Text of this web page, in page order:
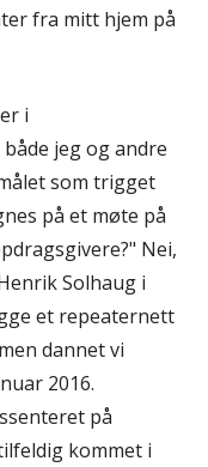
fra mitt hjem på
i
jeg og andre
som trigget
på et møte på
Nei,
Solhaug i
et repeaternett
dannet vi
2016.
på
kommet i